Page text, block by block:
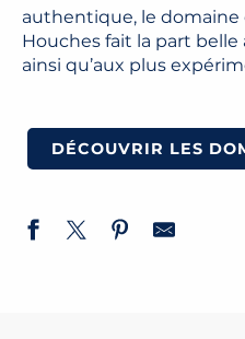
authentique, le domaine
Houches fait la part
ainsi qu’aux plus
DÉCOUVRIR LES